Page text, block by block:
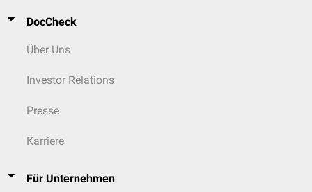
DocCheck
Über Uns
Investor Relations
Presse
Karriere
Für Unternehmen